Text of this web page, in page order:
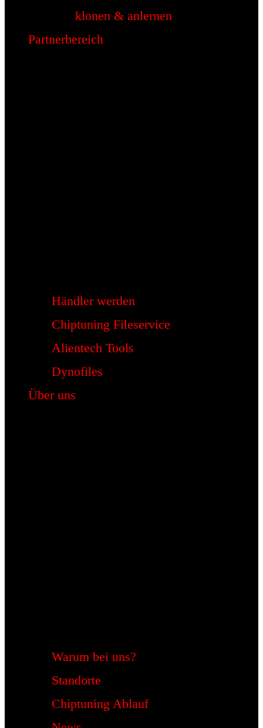
klonen & anlernen
Partnerbereich
Händler werden
Chiptuning Fileservice
Alientech Tools
Dynofiles
Über uns
Warum bei uns?
Standorte
Chiptuning Ablauf